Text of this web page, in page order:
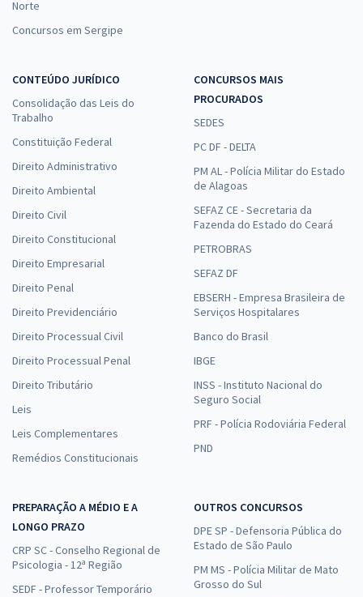
Norte
Concursos em Sergipe
CONTEÚDO JURÍDICO
Consolidação das Leis do
Trabalho
Constituição Federal
Direito Administrativo
Direito Ambiental
Direito Civil
Direito Constitucional
Direito Empresarial
Direito Penal
Direito Previdenciário
Direito Processual Civil
Direito Processual Penal
Direito Tributário
Leis
Leis Complementares
Remédios Constitucionais
CONCURSOS MAIS
PROCURADOS
SEDES
PC DF - DELTA
PM AL - Polícia Militar do Estado
de Alagoas
SEFAZ CE - Secretaria da
Fazenda do Estado do Ceará
PETROBRAS
SEFAZ DF
EBSERH - Empresa Brasileira de
Serviços Hospitalares
Banco do Brasil
IBGE
INSS - Instituto Nacional do
Seguro Social
PRF - Polícia Rodoviária Federal
PND
PREPARAÇÃO A MÉDIO E A
LONGO PRAZO
CRP SC - Conselho Regional de
Psicologia - 12ª Região
SEDF - Professor Temporário
OUTROS CONCURSOS
DPE SP - Defensoria Pública do
Estado de São Paulo
PM MS - Polícia Militar de Mato
Grosso do Sul